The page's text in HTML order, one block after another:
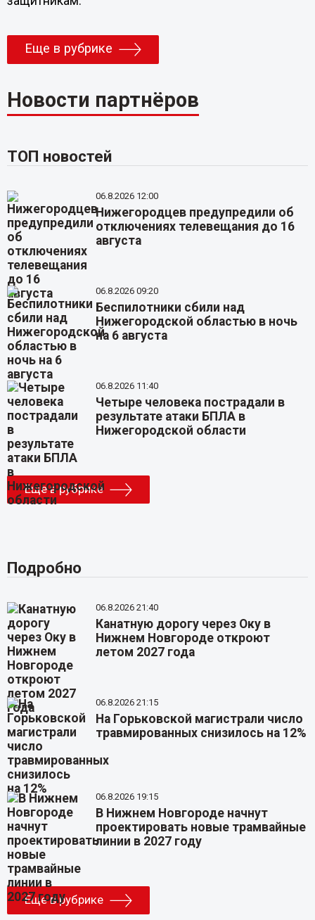
Еще в рубрике
Новости партнёров
ТОП новостей
06.8.2026 12:00
Нижегородцев предупредили об
отключениях телевещания до 16
августа
06.8.2026 09:20
Беспилотники сбили над
Нижегородской областью в ночь
на 6 августа
06.8.2026 11:40
Четыре человека пострадали в
результате атаки БПЛА в
Нижегородской области
Еще в рубрике
Подробно
06.8.2026 21:40
Канатную дорогу через Оку в
Нижнем Новгороде откроют
летом 2027 года
06.8.2026 21:15
На Горьковской магистрали число
травмированных снизилось на 12%
06.8.2026 19:15
В Нижнем Новгороде начнут
проектировать новые трамвайные
линии в 2027 году
Еще в рубрике